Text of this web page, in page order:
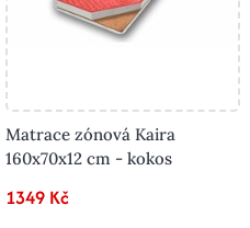
Matrace zónová Kaira
160x70x12 cm - kokos
1349 Kč